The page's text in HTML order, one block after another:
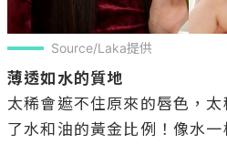
Source/Laka提供
薄透如水的質地
太稀會遮不住原來的唇色，太
了水和油的黃金比例！像水